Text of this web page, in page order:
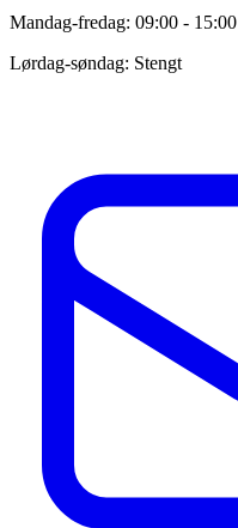
Mandag-fredag: 09:00 - 15:00
Lørdag-søndag: Stengt